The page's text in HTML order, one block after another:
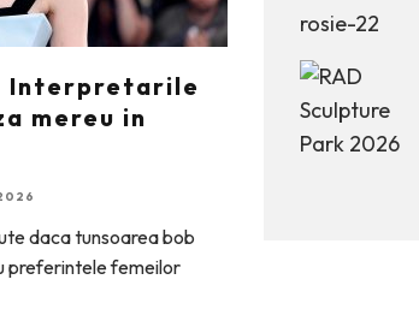
Interpretarile
mereu in
daca tunsoarea bob
preferintele femeilor